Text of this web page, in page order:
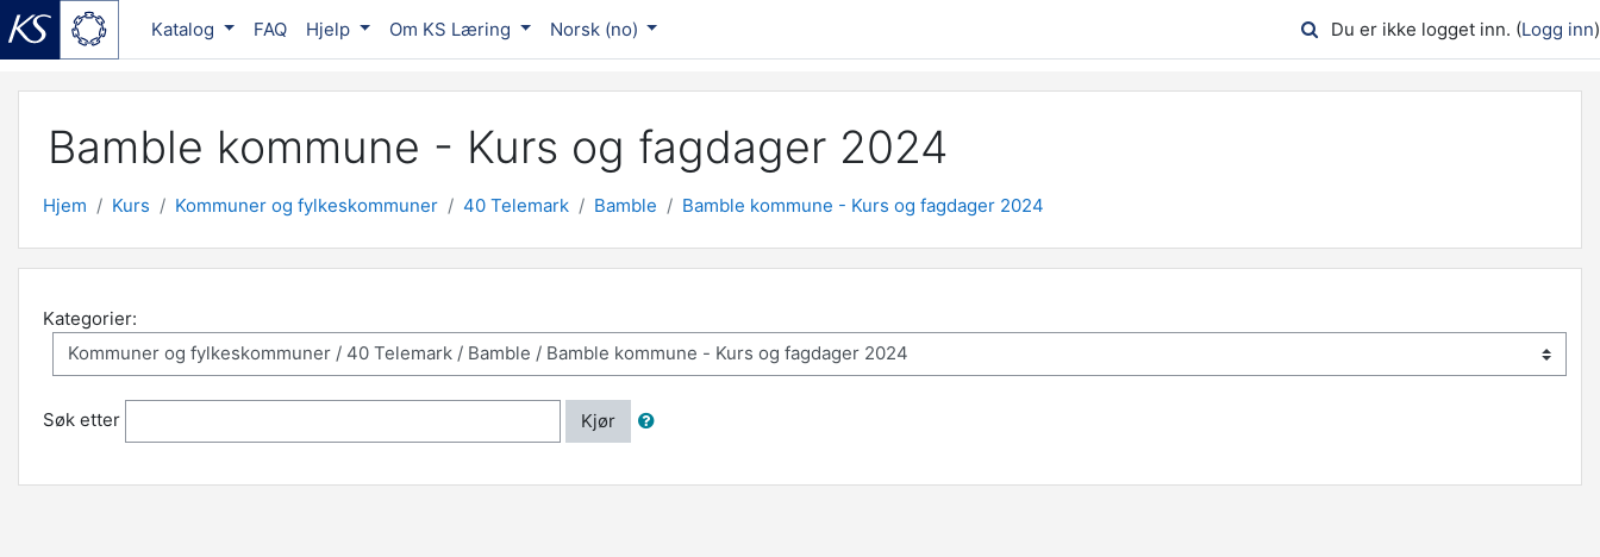
Katalog FAQ Hjelp Om KS Læring Norsk ‎(no)‎ Du er ikke logget inn. (Logg inn)
Bamble kommune - Kurs og fagdager 2024
Hjem Kurs Kommuner og fylkeskommuner 40 Telemark Bamble Bamble kommune - Kurs og fagdager 2024
Kategorier:
Søk etter Kjør